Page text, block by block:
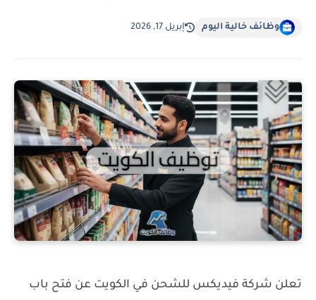
وظائف خالية اليوم إبريل 17, 2026
تعلن شركة فيديكس للشحن في الكويت عن فتح باب